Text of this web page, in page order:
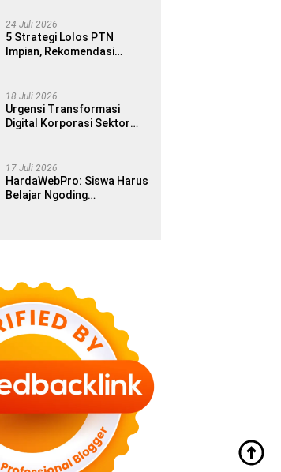
24 Juli 2026
5 Strategi Lolos PTN
Impian, Rekomendasi
18 Juli 2026
Urgensi Transformasi
Digital Korporasi Sektor
17 Juli 2026
HardaWebPro: Siswa Harus
Belajar Ngoding